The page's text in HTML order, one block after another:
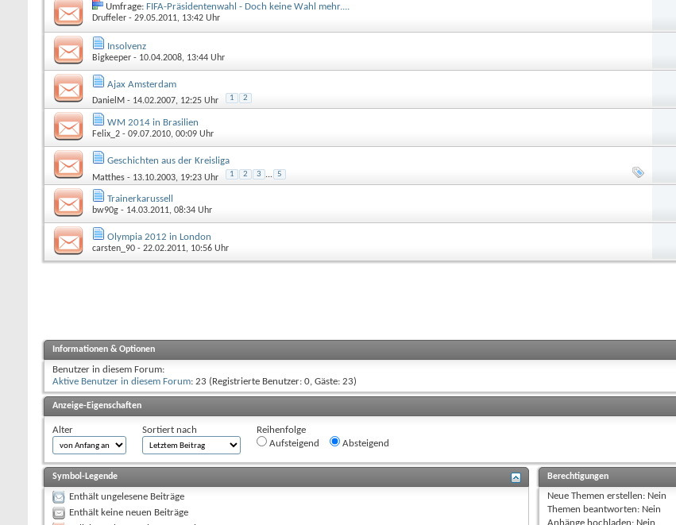
Umfrage: FIFA-Präsidentenwahl - Doch keine Wahl mehr....
Druffeler - 29.05.2011, 13:42 Uhr
Insolvenz
Bigkeeper - 10.04.2008, 13:44 Uhr
Ajax Amsterdam
DanielM - 14.02.2007, 12:25 Uhr 1 2
WM 2014 in Brasilien
Felix_2 - 09.07.2010, 00:09 Uhr
Geschichten aus der Kreisliga
Matthes - 13.10.2003, 19:23 Uhr 1 2 3 ... 5
Trainerkarussell
bw90g - 14.03.2011, 08:34 Uhr
Olympia 2012 in London
carsten_90 - 22.02.2011, 10:56 Uhr
Informationen & Optionen
Benutzer in diesem Forum:
Aktive Benutzer in diesem Forum: 23 (Registrierte Benutzer: 0, Gäste: 23)
Anzeige-Eigenschaften
Alter Sortiert nach
Reihenfolge
Aufsteigend
Absteigend
Symbol-Legende
Enthält ungelesene Beiträge
Enthält keine neuen Beiträge
Berechtigungen
Neue Themen erstellen: Nein
Themen beantworten: Nein
Anhänge hochladen: Nein